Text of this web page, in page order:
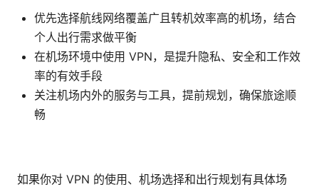
优先选择航线网络覆盖广且转机效率高的机场，结合
个人出行需求做平衡
在机场环境中使用 VPN，是提升隐私、安全和工作效
率的有效手段
关注机场内外的服务与工具，提前规划，确保旅途顺
畅
如果你对 VPN 的使用、机场选择和出行规划有具体场